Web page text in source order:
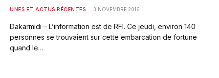
UNES ET ACTUS RÉCENTES 3 NOVEMBRE 2016
Dakarmidi – L’information est de RFI. Ce jeudi, environ 140
personnes se trouvaient sur cette embarcation de fortune
quand le…